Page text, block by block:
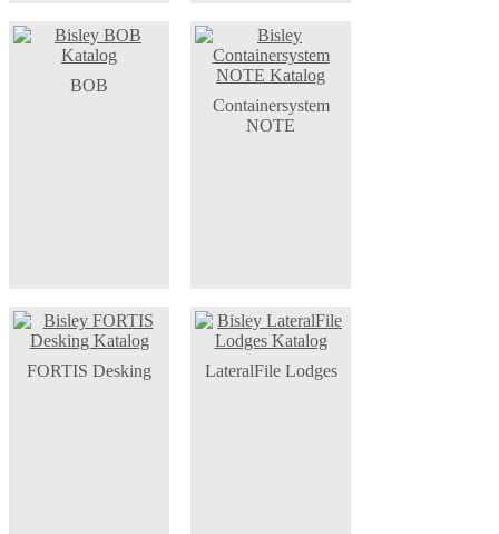
BOB
Containersystem
NOTE
FORTIS Desking LateralFile Lodges